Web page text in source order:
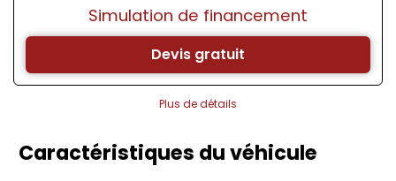
Simulation de financement
Devis gratuit
Plus de détails
Caractéristiques du véhicule